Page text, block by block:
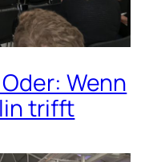
Wenn
trifft